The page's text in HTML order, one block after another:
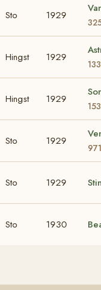
Sto 1929
Hingst 1929
Hingst 1929
Sto 1929
971
Sto 1929
Sto 1930